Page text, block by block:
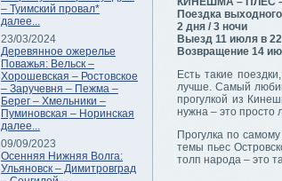
– Туимский провал*
далее...
23/03/2024
Деревянное ожерелье
Поважья: Вельск –
Хорошевская – Ростовское
– Заручевня – Пежма –
Берег – Хмельники –
Пуминовская – Норинская
далее...
09/09/2023
Осенняя Нижняя Волга:
Ульяновск – Димитровград
Поездка
2 дня / 3 ночи
Выезд 11 июля в
Возвращение 14
Есть такие
лучше. Самый
прогулкой из
нужна – это просто
Прогулка по
темы пьес
толп народа – это